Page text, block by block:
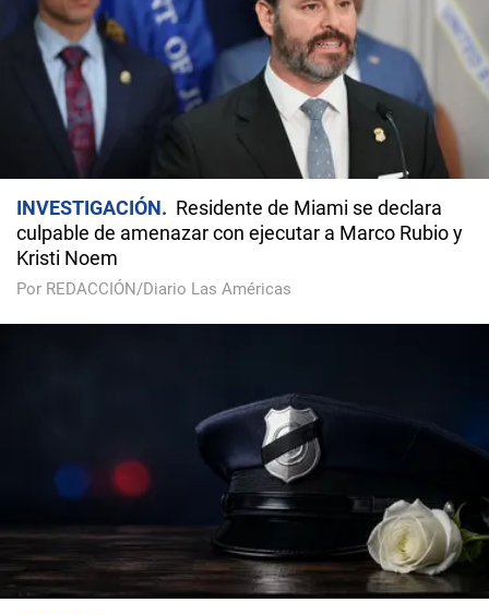
INVESTIGACIÓN
Residente de Miami se declara
culpable de amenazar con ejecutar a Marco Rubio y
Kristi Noem
Por REDACCIÓN/Diario Las Américas